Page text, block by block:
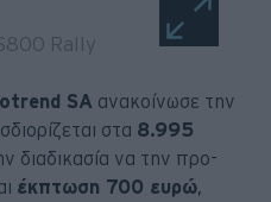
SA ανακοίνωσε την
στα 8.995
διαδικασία να την προ-
έκπτωση 700 ευρώ,